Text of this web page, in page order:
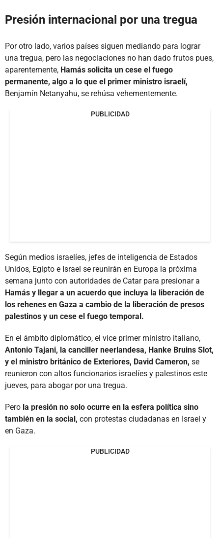
Presión internacional por una tregua
Por otro lado, varios países siguen mediando para lograr
una tregua, pero las negociaciones no han dado frutos pues,
aparentemente, Hamás solicita un cese el fuego
permanente, algo a lo que el primer ministro israelí,
Benjamín Netanyahu, se rehúsa vehementemente.
PUBLICIDAD
Según medios israelíes, jefes de inteligencia de Estados
Unidos, Egipto e Israel se reunirán en Europa la próxima
semana junto con autoridades de Catar para presionar a
Hamás y llegar a un acuerdo que incluya la liberación de
los rehenes en Gaza a cambio de la liberación de presos
palestinos y un cese el fuego temporal.
En el ámbito diplomático, el vice primer ministro italiano,
Antonio Tajani, la canciller neerlandesa, Hanke Bruins Slot,
y el ministro británico de Exteriores, David Cameron, se
reunieron con altos funcionarios israelíes y palestinos este
jueves, para abogar por una tregua.
Pero la presión no solo ocurre en la esfera política sino
también en la social, con protestas ciudadanas en Israel y
en Gaza.
PUBLICIDAD